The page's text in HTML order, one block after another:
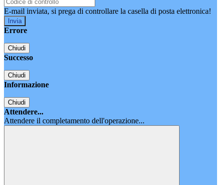
E-mail inviata, si prega di controllare la casella di posta elettronica!
Errore
Chiudi
Successo
Chiudi
Informazione
Chiudi
Attendere...
Attendere il completamento dell'operazione...